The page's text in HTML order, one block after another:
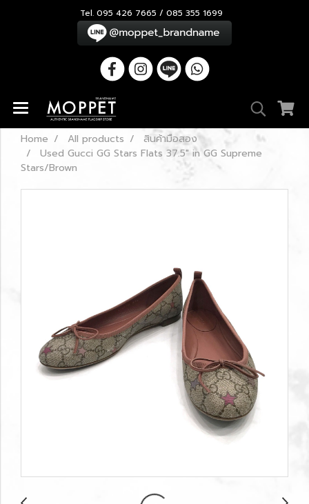
Tel. 095 426 7665 / 085 355 1699
Home All products
สินค้ามือสอง
Used Gucci GG Stars Flats 37.5" in GG Supreme
Stars/Brown